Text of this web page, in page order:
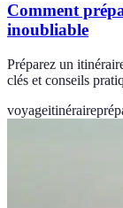
Comment
inoubliable
Préparez un
clés et conseils
voyageitinéraire